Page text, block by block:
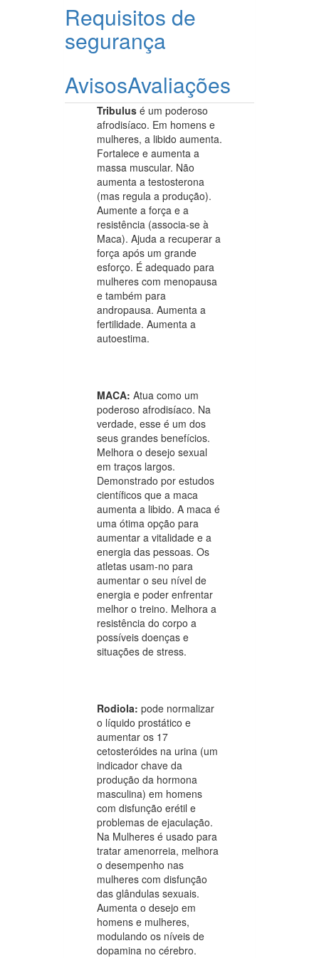
Requisitos de
segurança
AvisosAvaliações
Tribulus é um poderoso
afrodisíaco. Em homens e
mulheres, a libido aumenta.
Fortalece e aumenta a
massa muscular. Não
aumenta a testosterona
(mas regula a produção).
Aumente a força e a
resistência (associa-se à
Maca). Ajuda a recuperar a
força após um grande
esforço. É adequado para
mulheres com menopausa
e também para
andropausa. Aumenta a
fertilidade. Aumenta a
autoestima.
MACA: Atua como um
poderoso afrodisíaco. Na
verdade, esse é um dos
seus grandes benefícios.
Melhora o desejo sexual
em traços largos.
Demonstrado por estudos
científicos que a maca
aumenta a libido. A maca é
uma ótima opção para
aumentar a vitalidade e a
energia das pessoas. Os
atletas usam-no para
aumentar o seu nível de
energia e poder enfrentar
melhor o treino. Melhora a
resistência do corpo a
possíveis doenças e
situações de stress.
Rodiola: pode normalizar
o líquido prostático e
aumentar os 17
cetosteróides na urina (um
indicador chave da
produção da hormona
masculina) em homens
com disfunção erétil e
problemas de ejaculação.
Na Mulheres é usado para
tratar amenorreia, melhora
o desempenho nas
mulheres com disfunção
das glândulas sexuais.
Aumenta o desejo em
homens e mulheres,
modulando os níveis de
dopamina no cérebro.